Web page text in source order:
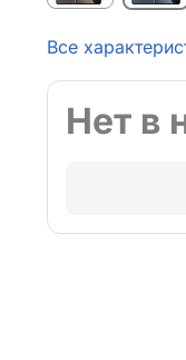
Все
Нет в